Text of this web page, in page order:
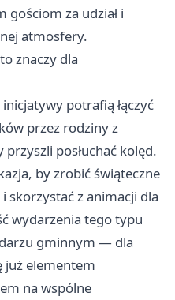
gościom za udział i
atmosfery.
znaczy dla
potrafią łączyć
przez rodziny z
posłuchać kolęd.
by zrobić świąteczne
skorzystać z animacji dla
wydarzenia tego typu
gminnym — dla
już elementem
na wspólne